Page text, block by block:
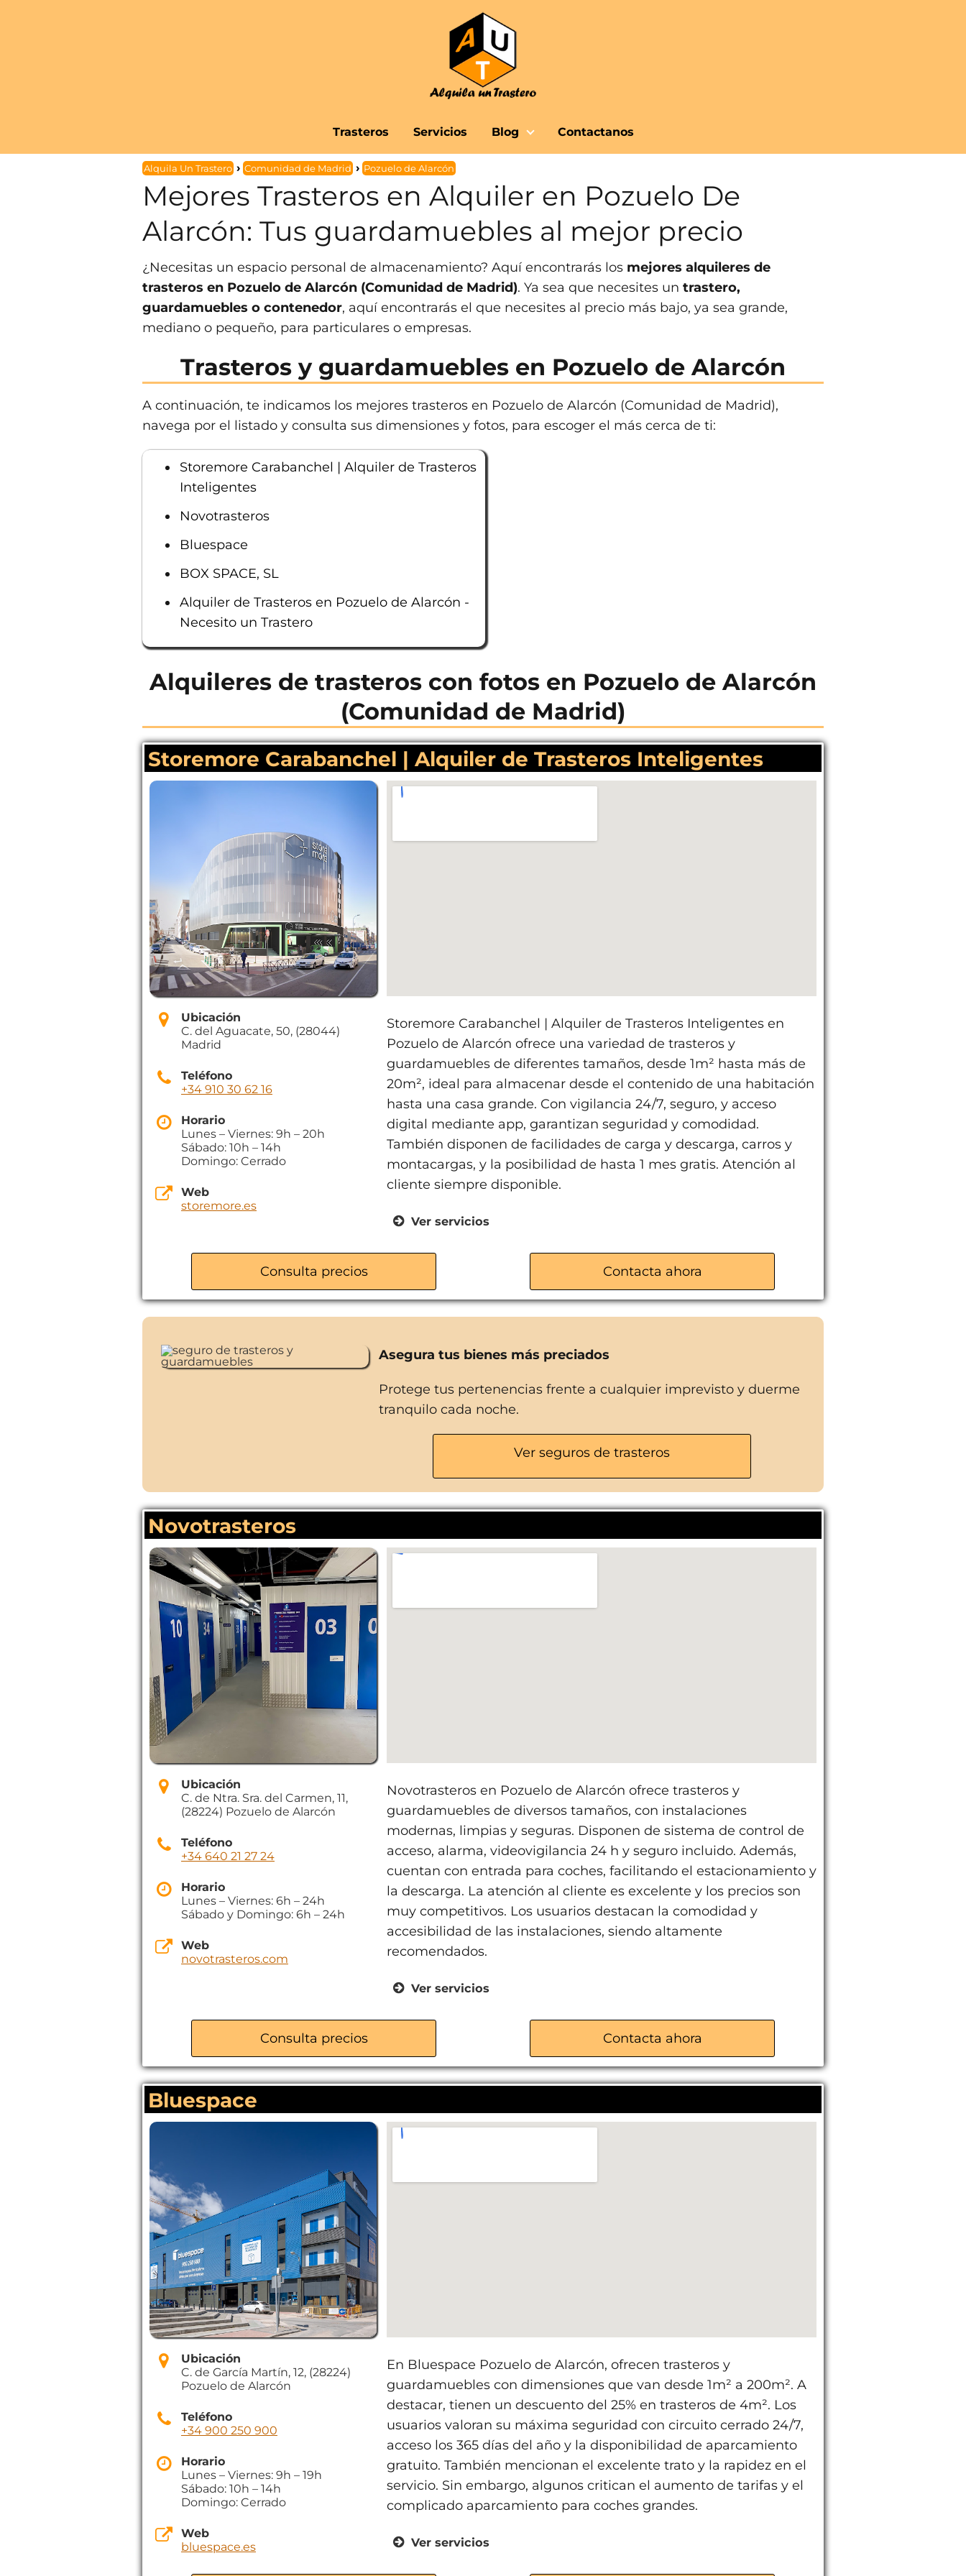
Trasteros Servicios Blog Contactanos
Alquila Un Trastero Comunidad de Madrid Pozuelo de Alarcón
Mejores Trasteros en Alquiler en Pozuelo De
Alarcón: Tus guardamuebles al mejor precio
¿Necesitas un espacio personal de almacenamiento? Aquí encontrarás los mejores alquileres de
trasteros en Pozuelo de Alarcón (Comunidad de Madrid). Ya sea que necesites un trastero,
guardamuebles o contenedor, aquí encontrarás el que necesites al precio más bajo, ya sea grande,
mediano o pequeño, para particulares o empresas.
Trasteros y guardamuebles en Pozuelo de Alarcón
A continuación, te indicamos los mejores trasteros en Pozuelo de Alarcón (Comunidad de Madrid),
navega por el listado y consulta sus dimensiones y fotos, para escoger el más cerca de ti:
Storemore Carabanchel | Alquiler de Trasteros
Inteligentes
Novotrasteros
Bluespace
BOX SPACE, SL
Alquiler de Trasteros en Pozuelo de Alarcón -
Necesito un Trastero
Alquileres de trasteros con fotos en Pozuelo de Alarcón
(Comunidad de Madrid)
Storemore Carabanchel | Alquiler de Trasteros Inteligentes
Ubicación
C. del Aguacate, 50, (28044)
Madrid
Teléfono
+34 910 30 62 16
Horario
Lunes – Viernes: 9h – 20h
Sábado: 10h – 14h
Domingo: Cerrado
Web
storemore.es
Storemore Carabanchel | Alquiler de Trasteros Inteligentes en
Pozuelo de Alarcón ofrece una variedad de trasteros y
guardamuebles de diferentes tamaños, desde 1m² hasta más de
20m², ideal para almacenar desde el contenido de una habitación
hasta una casa grande. Con vigilancia 24/7, seguro, y acceso
digital mediante app, garantizan seguridad y comodidad.
También disponen de facilidades de carga y descarga, carros y
montacargas, y la posibilidad de hasta 1 mes gratis. Atención al
cliente siempre disponible.
Ver servicios
Acceso digital mediante app
Carros y montacargas disponibles
Equipo de asistencia al cliente
Consulta precios Contacta ahora
Asegura tus bienes más preciados
Protege tus pertenencias frente a cualquier imprevisto y duerme
tranquilo cada noche.
Ver seguros de trasteros
Novotrasteros
Ubicación
C. de Ntra. Sra. del Carmen, 11,
(28224) Pozuelo de Alarcón
Teléfono
+34 640 21 27 24
Horario
Lunes – Viernes: 6h – 24h
Sábado y Domingo: 6h – 24h
Web
novotrasteros.com
Novotrasteros en Pozuelo de Alarcón ofrece trasteros y
guardamuebles de diversos tamaños, con instalaciones
modernas, limpias y seguras. Disponen de sistema de control de
acceso, alarma, videovigilancia 24 h y seguro incluido. Además,
cuentan con entrada para coches, facilitando el estacionamiento y
la descarga. La atención al cliente es excelente y los precios son
muy competitivos. Los usuarios destacan la comodidad y
accesibilidad de las instalaciones, siendo altamente
recomendados.
Ver servicios
Seguro incluido
Trasteros y guardamuebles de distintos tamaños
Consulta precios Contacta ahora
Bluespace
Ubicación
C. de García Martín, 12, (28224)
Pozuelo de Alarcón
Teléfono
+34 900 250 900
Horario
Lunes – Viernes: 9h – 19h
Sábado: 10h – 14h
Domingo: Cerrado
Web
bluespace.es
En Bluespace Pozuelo de Alarcón, ofrecen trasteros y
guardamuebles con dimensiones que van desde 1m² a 200m². A
destacar, tienen un descuento del 25% en trasteros de 4m². Los
usuarios valoran su máxima seguridad con circuito cerrado 24/7,
acceso los 365 días del año y la disponibilidad de aparcamiento
gratuito. También mencionan el excelente trato y la rapidez en el
servicio. Sin embargo, algunos critican el aumento de tarifas y el
complicado aparcamiento para coches grandes.
Ver servicios